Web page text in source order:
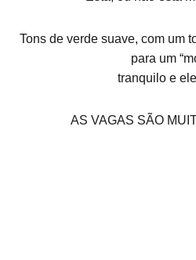
Tons de verde suave, com um
para um
tranquilo e
AS VAGAS SÃO